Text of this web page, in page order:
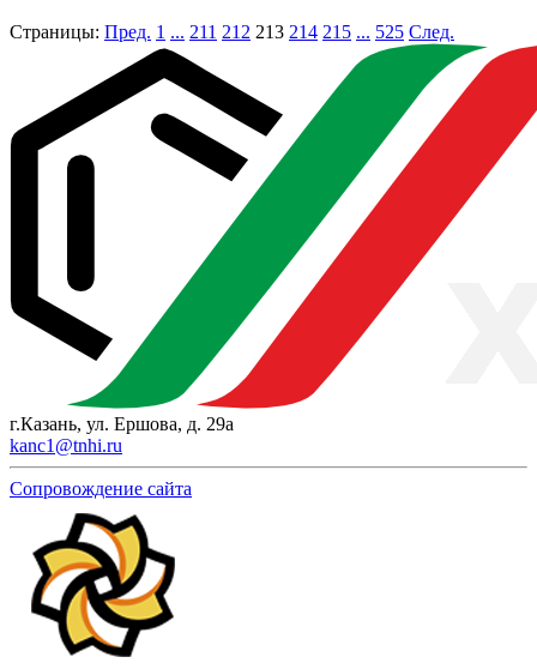
Страницы: Пред. 1 ... 211 212 213 214 215 ... 525 След.
г.Казань, ул. Ершова, д. 29а
kanc1@tnhi.ru
Сопровождение сайта